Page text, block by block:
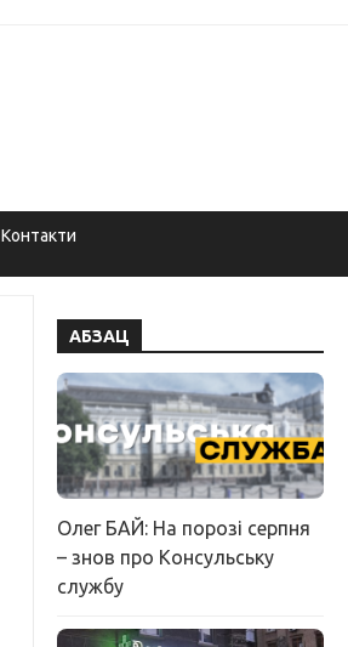
Контакти
АБЗАЦ
Олег БАЙ: На порозі серпня
– знов про Консульську
службу